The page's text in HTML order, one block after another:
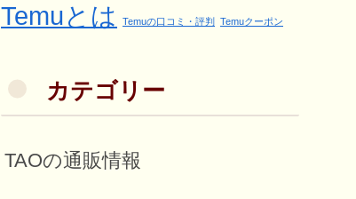
Temuとは Temuの口コミ・評判 Temuクーポン
カテゴリー
TAOの通販情報